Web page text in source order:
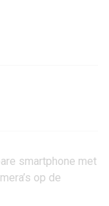
smartphone met
op de